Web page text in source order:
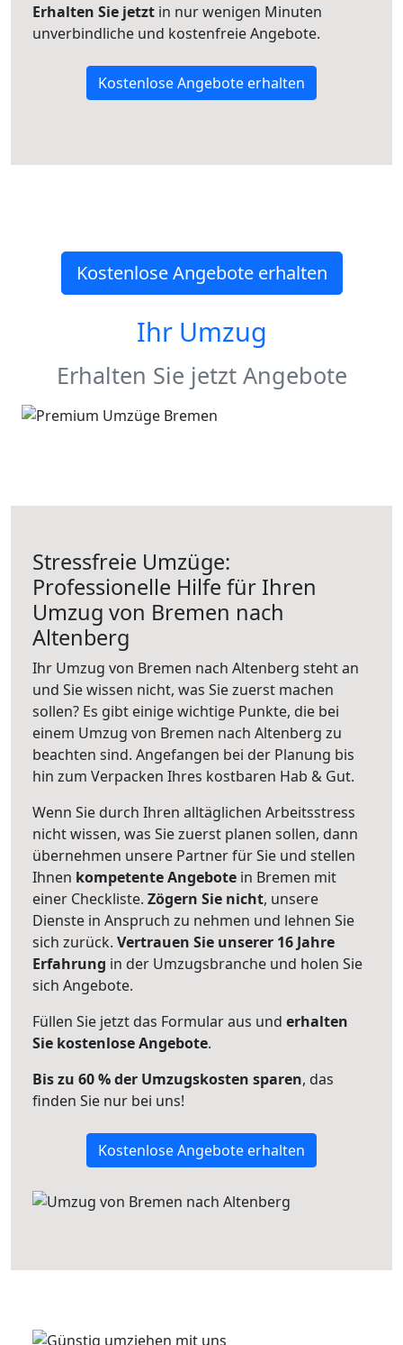
Erhalten Sie jetzt in nur wenigen Minuten
unverbindliche und kostenfreie Angebote.
Kostenlose Angebote erhalten
Kostenlose Angebote erhalten
Ihr Umzug
Erhalten Sie jetzt Angebote
Stressfreie Umzüge:
Professionelle Hilfe für Ihren
Umzug von Bremen nach
Altenberg
Ihr Umzug von Bremen nach Altenberg steht an
und Sie wissen nicht, was Sie zuerst machen
sollen? Es gibt einige wichtige Punkte, die bei
einem Umzug von Bremen nach Altenberg zu
beachten sind. Angefangen bei der Planung bis
hin zum Verpacken Ihres kostbaren Hab & Gut.
Wenn Sie durch Ihren alltäglichen Arbeitsstress
nicht wissen, was Sie zuerst planen sollen, dann
übernehmen unsere Partner für Sie und stellen
Ihnen kompetente Angebote in Bremen mit
einer Checkliste. Zögern Sie nicht, unsere
Dienste in Anspruch zu nehmen und lehnen Sie
sich zurück. Vertrauen Sie unserer 16 Jahre
Erfahrung in der Umzugsbranche und holen Sie
sich Angebote.
Füllen Sie jetzt das Formular aus und erhalten
Sie kostenlose Angebote.
Bis zu 60 % der Umzugskosten sparen, das
finden Sie nur bei uns!
Kostenlose Angebote erhalten